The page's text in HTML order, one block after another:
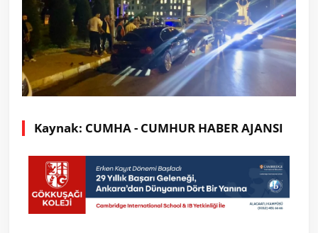
Kaynak: CUMHA - CUMHUR HABER AJANSI